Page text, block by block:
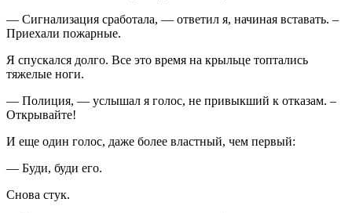
— Сигнализация сработала, — ответил я, начиная вставать. –
Приехали пожарные.
Я спускался долго. Все это время на крыльце топтались
тяжелые ноги.
— Полиция, — услышал я голос, не привыкший к отказам. –
Открывайте!
И еще один голос, даже более властный, чем первый:
— Буди, буди его.
Снова стук.